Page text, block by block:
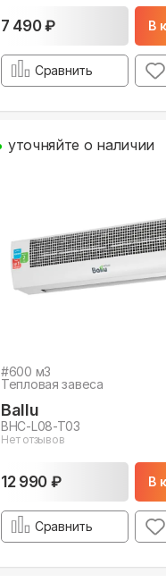
7 490 ₽ В
Сравнить
#600 м3
Тепловая завеса
Ballu
BHC-L08-T03
Нет отзывов
12 990 ₽ В
уточняйте о наличии
Сравнить